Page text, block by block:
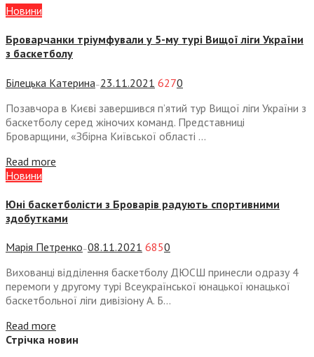
Новини
Броварчанки тріумфували у 5-му турі Вищої ліги України
з баскетболу
Білецька Катерина — 23.11.2021 6270
Позавчора в Києві завершився п’ятий тур Вищої ліги України з
баскетболу серед жіночих команд. Представниці
Броварщини, «Збірна Київської області ...
Read more
Новини
Юні баскетболісти з Броварів радують спортивними
здобутками
Марія Петренко —08.11.2021 6850
Вихованці відділення баскетболу ДЮСШ принесли одразу 4
перемоги у другому турі Всеукраїнської юнацької юнацької
баскетбольної ліги дивізіону А. Б...
Read more
Стрічка новин